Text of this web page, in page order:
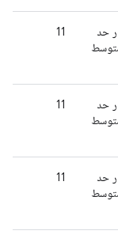
حد
11
حد
11
حد
11